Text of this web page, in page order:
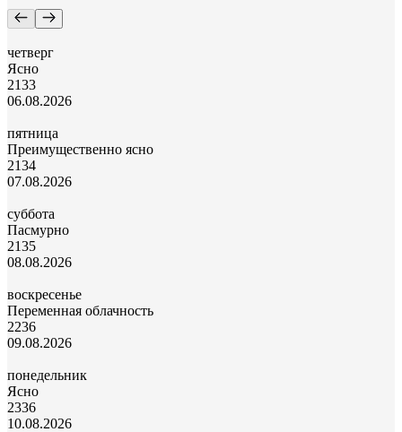
четверг
Ясно
2133
06.08.2026
пятница
Преимущественно ясно
2134
07.08.2026
суббота
Пасмурно
2135
08.08.2026
воскресенье
Переменная облачность
2236
09.08.2026
понедельник
Ясно
2336
10.08.2026